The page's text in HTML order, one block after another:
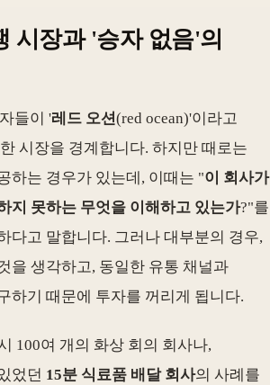
시장과 '승자 없음'의
들이 '레드 오션 (red ocean)'이라고
시장을 경계합니다. 하지만 때로는
하는 경우가 있는데, 이때는 "이 회사가
지 못하는 무엇을 이해하고 있는가?"를
다고 말합니다. 그러나 대부분의 경우,
을 생각하고, 동일한 유통 채널과
하기 때문에 투자를 꺼리게 됩니다.
100여 개의 화상 회의 회사나,
었던 15분 식료품 배달 회사의 사례를